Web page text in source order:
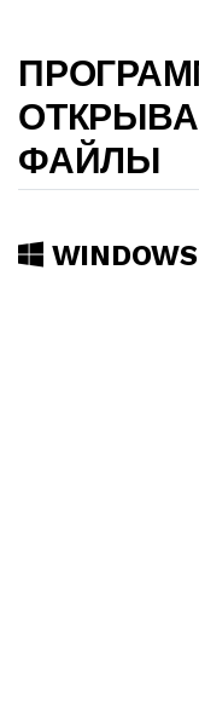
ФАЙЛЫ
WINDOWS